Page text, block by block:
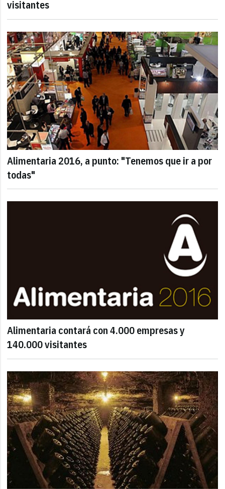
visitantes
Alimentaria 2016, a punto: "Tenemos que ir a por
todas"
Alimentaria contará con 4.000 empresas y
140.000 visitantes